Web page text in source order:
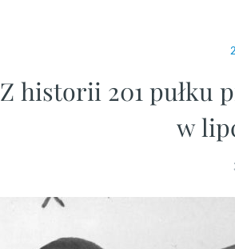
Z historii 201 pułku
w